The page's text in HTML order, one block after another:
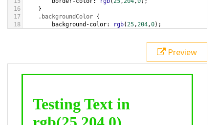
16
}
17
.backgroundColor {
18
background-color: rgb(25,204,0);
bottom ,
white, rgb(25,204,0));
div class="textColor borderColor"
< h1>Testing Text in rgb(25,204,0)
Preview